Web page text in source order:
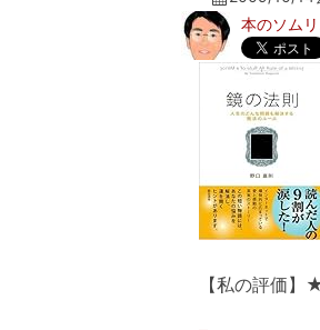
本のソム
【私の評価